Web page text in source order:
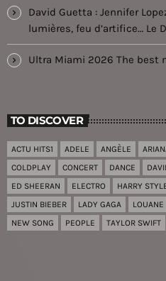
David Guetta : Jennifer
lumières, feu d’artifice… Le
Ultra Miami 2026 The best
TO DISCOVER
ACTU HITS1 ADELE ANGÈLE
COLDPLAY
CONCERT DANCE
ED SHEERAN
ELECTRO HARRY
JUSTIN BIEBER
LADY GAGA LOUANE
NEW SONG
PEOPLE TAYLOR SWIFT